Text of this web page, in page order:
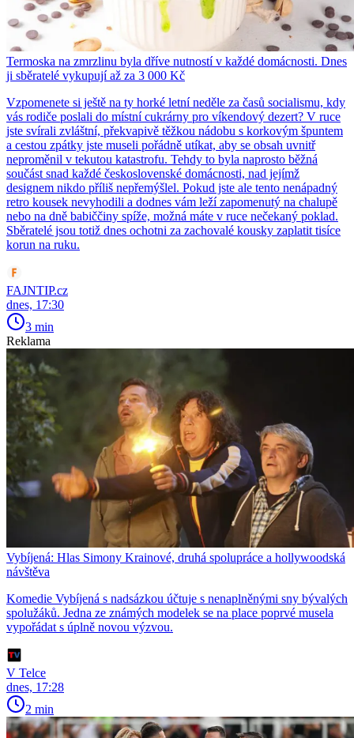
Termoska na zmrzlinu byla dříve nutností v každé domácnosti. Dnes
ji sběratelé vykupují až za 3 000 Kč
Vzpomenete si ještě na ty horké letní neděle za časů socialismu, kdy
vás rodiče poslali do místní cukrárny pro víkendový dezert? V ruce
jste svírali zvláštní, překvapivě těžkou nádobu s korkovým špuntem
a cestou zpátky jste museli pořádně utíkat, aby se obsah uvnitř
neproměnil v tekutou katastrofu. Tehdy to byla naprosto běžná
součást snad každé československé domácnosti, nad jejímž
designem nikdo příliš nepřemýšlel. Pokud jste ale tento nenápadný
retro kousek nevyhodili a dodnes vám leží zapomenutý na chalupě
nebo na dně babiččiny spíže, možná máte v ruce nečekaný poklad.
Sběratelé jsou totiž dnes ochotni za zachovalé kousky zaplatit tisíce
korun na ruku.
FAJNTIP.cz
dnes, 17:30
3 min
Reklama
Vybíjená: Hlas Simony Krainové, druhá spolupráce a hollywoodská
návštěva
Komedie Vybíjená s nadsázkou účtuje s nenaplněnými sny bývalých
spolužáků. Jedna ze známých modelek se na place poprvé musela
vypořádat s úplně novou výzvou.
V Telce
dnes, 17:28
2 min